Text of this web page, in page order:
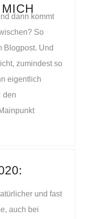
dann kommt
So
Blogpost. Und
zumindest so
eigentlich
den
und fast
auch bei